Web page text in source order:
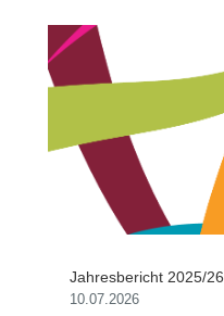
Jahresbericht 2025/26
10.07.2026